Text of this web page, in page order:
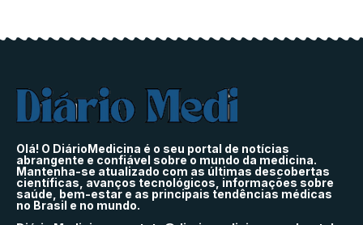
Olá! O DiárioMedicina é o seu portal de notícias
abrangente e confiável sobre o mundo da medicina.
Mantenha-se atualizado com as últimas descobertas
científicas, avanços tecnológicos, informações sobre
saúde, bem-estar e as principais tendências médicas
no Brasil e no mundo.